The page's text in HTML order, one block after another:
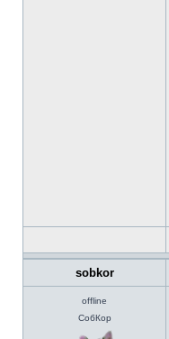
sobkor
offline
СобКор